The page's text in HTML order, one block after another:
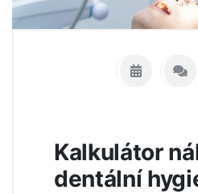
Kalkulátor
dentální